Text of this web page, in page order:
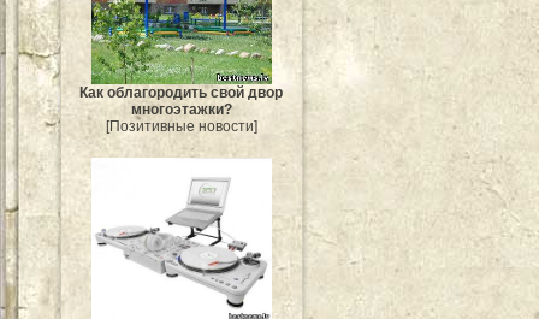
Как облагородить свой двор
многоэтажки?
[Позитивные новости]